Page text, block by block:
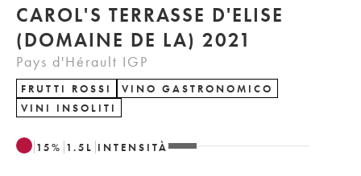
CAROL'S TERRASSE D'ELISE
(DOMAINE DE LA) 2021
Pays d'Hérault IGP
FRUTTI ROSSI
VINO GASTRONOMICO
VINI INSOLITI
15% 1.5 L INTENSITÀ